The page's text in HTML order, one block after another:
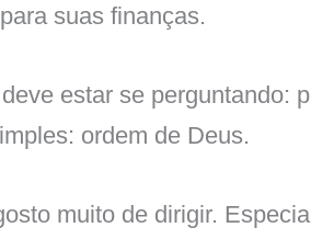
suas finanças.
estar se perguntando:
ordem de Deus.
muito de dirigir.